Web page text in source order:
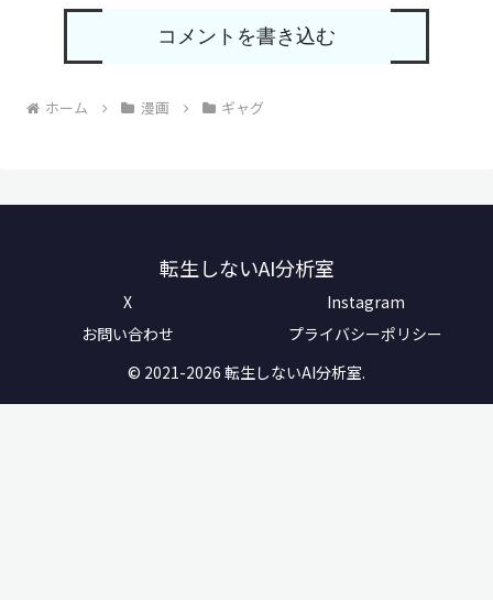
コメントを書き込む
ホーム 漫画 ギャグ
転生しないAI分析室
X
Instagram
お問い合わせ
プライバシーポリシー
© 2021-2026 転生しないAI分析室.